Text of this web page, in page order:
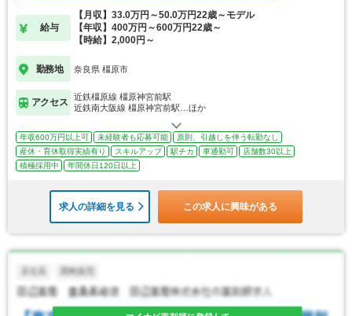
給与
【月収】33.0万円～50.0万円22歳～モデル
【年収】400万円～600万円22歳～
【時給】2,000円～
勤務地 奈良県 橿原市
アクセス
近鉄橿原線 橿原神宮前駅
近鉄南大阪線 橿原神宮前駅…ほか
年収600万円以上可 未経験者も応募可能
原則、引越しを伴う転勤なし
産休・育休取得実績有り
スキルアップ 駅チカ 車通勤可
店舗数30以上
積極採用中
年間休日120日以上
求人の詳細を見る この求人に興味がある